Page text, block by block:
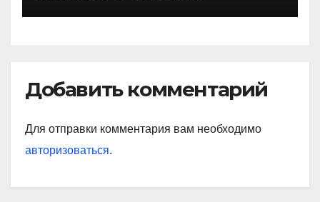
Добавить комментарий
Для отправки комментария вам необходимо
авторизоваться.